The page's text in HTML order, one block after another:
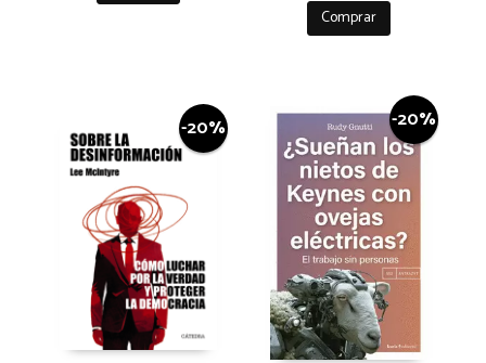
Comprar
-20% -20%